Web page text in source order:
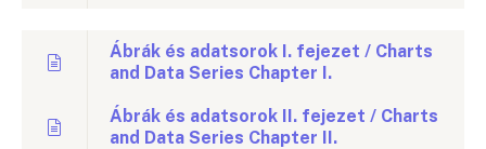
Ábrák és adatsorok I. fejezet / Charts
and Data Series Chapter I.
Ábrák és adatsorok II. fejezet / Charts
and Data Series Chapter II.